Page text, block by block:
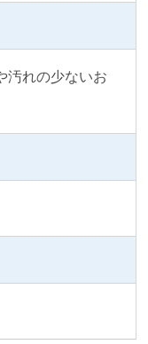
汚れの少ないお